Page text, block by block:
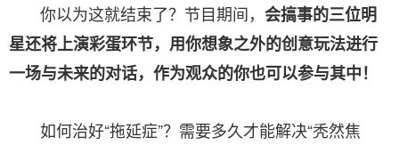
你以为这就结束了？节目期间， 会搞事的三位明
星还将上演彩蛋环节，用你想象之外的创意玩法进行
一场与未来的对话，作为观众的你也可以参与其中！
如何治好“拖延症”？需要多久才能解决“秃然焦